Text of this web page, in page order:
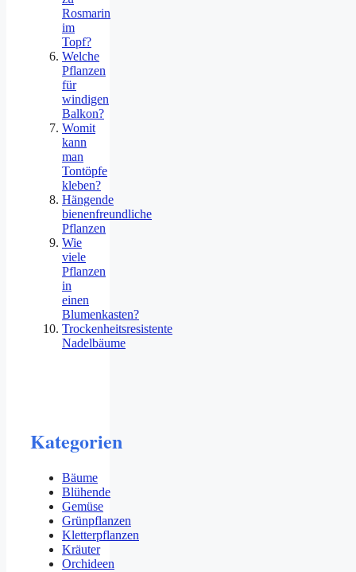
Rosmarin
im
Topf?
Welche
Pflanzen
für
windigen
Balkon?
Womit
kann
man
Tontöpfe
kleben?
Hängende
bienenfreundliche
Pflanzen
Wie
viele
Pflanzen
in
einen
Blumenkasten?
Trockenheitsresistente
Nadelbäume
Kategorien
Bäume
Blühende
Gemüse
Grünpflanzen
Kletterpflanzen
Kräuter
Orchideen